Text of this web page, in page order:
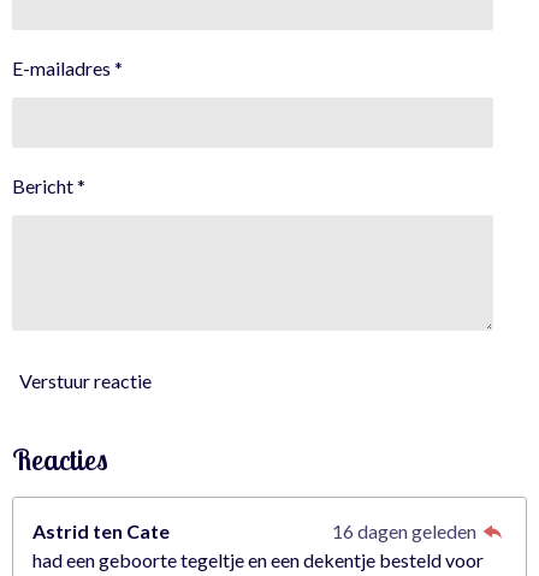
2
7
t
E-mailadres *
Bericht *
Verstuur reactie
Reacties
Astrid ten Cate
16 dagen geleden
had een geboorte tegeltje en een dekentje besteld voor